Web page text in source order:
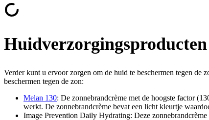
Verder kunt u ervoor zorgen om de huid te beschermen tegen de
beschermen tegen de zon:
Melan 130: De zonnebrandcrème met de hoogste factor
werkt. De zonnebrandcrème bevat een licht kleurtje
Image Prevention Daily Hydrating: Deze